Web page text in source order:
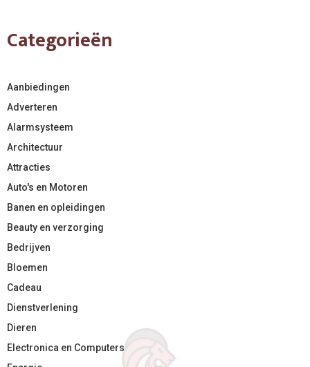
Categorieën
Aanbiedingen
Adverteren
Alarmsysteem
Architectuur
Attracties
Auto's en Motoren
Banen en opleidingen
Beauty en verzorging
Bedrijven
Bloemen
Cadeau
Dienstverlening
Dieren
Electronica en Computers